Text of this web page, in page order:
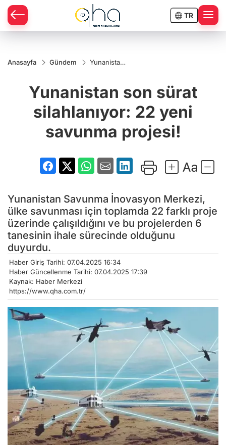
TR
Anasayfa Gündem
Yunanistan
22 yeni
savunma
Yunanistan son sürat
silahlanıyor: 22 yeni
savunma projesi!
Yunanistan Savunma İnovasyon Merkezi,
ülke savunması için toplamda 22 farklı proje
üzerinde çalışıldığını ve bu projelerden 6
tanesinin ihale sürecinde olduğunu
duyurdu.
Haber Giriş Tarihi: 07.04.2025 16:34
Haber Güncellenme Tarihi: 07.04.2025 17:39
Kaynak: Haber Merkezi
https://www.qha.com.tr/